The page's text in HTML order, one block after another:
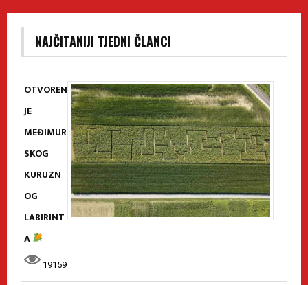
NAJČITANIJI TJEDNI ČLANCI
OTVOREN
JE
MEĐIMUR
SKOG
KURUZN
OG
LABIRINT
A
19159